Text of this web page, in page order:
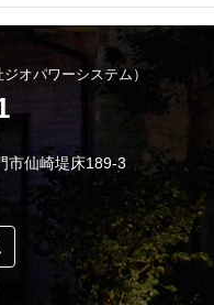
ジオパワーシステム）
市仙崎堤床189-3